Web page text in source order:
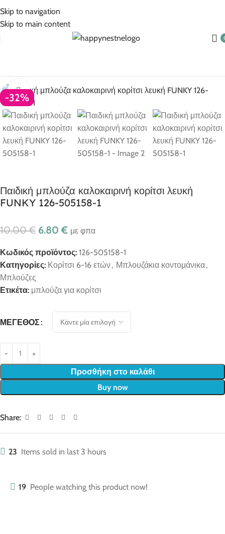
Skip to navigation
Skip to main content
-32%
Click to enlarge
Παιδική μπλούζα καλοκαιρινή κορίτσι λευκή
FUNKY 126-505158-1
10.00€ 6.80€ με φπα
Κωδικός προϊόντος: 126-505158-1
Κατηγορίες: Κορίτσι 6-16 ετών, Μπλουζάκια κοντομάνικα,
Μπλούζες
Ετικέτα: μπλούζα για κορίτσι
ΜΈΓΕΘΟΣ
Προσθήκη στο καλάθι
Buy now
Share:
23 Items sold in last 3 hours
19 People watching this product now!
5% Επιπλέον έκπτωση για πληρωμές με κάρτα!